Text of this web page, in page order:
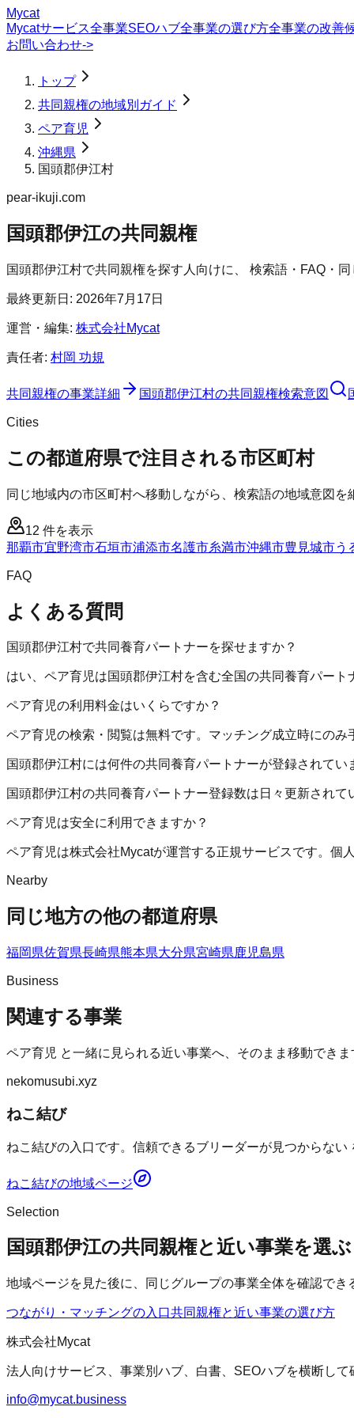
Mycat
Mycatサービス全事業SEOハブ全事業の選び方全事業の改善
お問い合わせ->
トップ
共同親権の地域別ガイド
ペア育児
沖縄県
国頭郡伊江村
pear-ikuji.com
国頭郡伊江の共同親権
国頭郡伊江村で共同親権を探す人向けに、 検索語・FAQ・
最終更新日: 2026年7月17日
運営・編集: 株式会社Mycat
責任者: 村岡 功規
共同親権の事業詳細 国頭郡伊江村の共同親権検索意図
Cities
この都道府県で注目される市区町村
同じ地域内の市区町村へ移動しながら、検索語の地域意図を
12 件を表示
那覇市宜野湾市石垣市浦添市名護市糸満市沖縄市豊見城市う
FAQ
よくある質問
国頭郡伊江村で共同養育パートナーを探せますか？
はい、ペア育児は国頭郡伊江村を含む全国の共同養育パー
ペア育児の利用料金はいくらですか？
ペア育児の検索・閲覧は無料です。マッチング成立時にのみ
国頭郡伊江村には何件の共同養育パートナーが登録されてい
国頭郡伊江村の共同養育パートナー登録数は日々更新され
ペア育児は安全に利用できますか？
ペア育児は株式会社Mycatが運営する正規サービスです。個
Nearby
同じ地方の他の都道府県
福岡県佐賀県長崎県熊本県大分県宮崎県鹿児島県
Business
関連する事業
ペア育児 と一緒に見られる近い事業へ、そのまま移動できま
nekomusubi.xyz
ねこ結び
ねこ結びの入口です。信頼できるブリーダーが見つからな
ねこ結びの地域ページ
Selection
国頭郡伊江の共同親権と近い事業を選ぶ
地域ページを見た後に、同じグループの事業全体を確認でき
つながり・マッチングの入口共同親権と近い事業の選び方
株式会社Mycat
法人向けサービス、事業別ハブ、白書、SEOハブを横断し
info@mycat.business